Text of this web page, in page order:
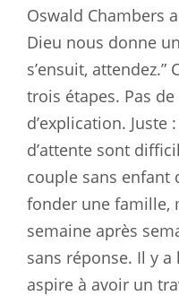
Oswald Chambers
Dieu nous donne
s’ensuit, attendez.”
trois étapes. Pas
d’explication. Juste
d’attente sont
couple sans enfant
fonder une famille,
semaine après
sans réponse. Il y a
aspire à avoir un